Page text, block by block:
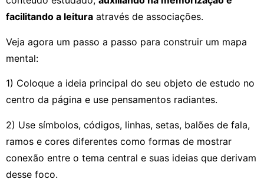
facilitando a leitura através de associações.
Veja agora um passo a passo para construir um mapa
mental:
1) Coloque a ideia principal do seu objeto de estudo no
centro da página e use pensamentos radiantes.
2) Use símbolos, códigos, linhas, setas, balões de fala,
ramos e cores diferentes como formas de mostrar
conexão entre o tema central e suas ideias que derivam
desse foco.